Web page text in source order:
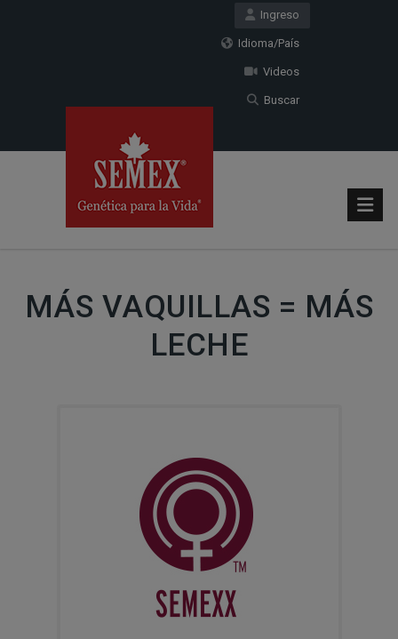
Ingreso
Idioma/País
Videos
Buscar
MÁS VAQUILLAS = MÁS
LECHE